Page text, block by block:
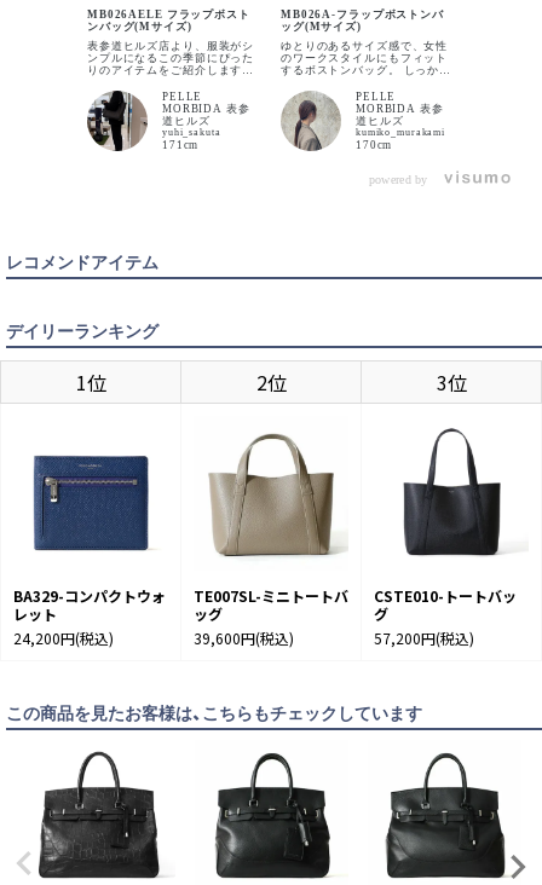
BLACK カートに入れる
MB026AELE フラップボスト
ンバッグ(Mサイズ)
表参道ヒルズ店より、服装がシ
ンプルになるこの季節にぴった
りのアイテムをご紹介します。
になりやすい時期に、カバンに
フォーカスしてスタイリングを
活かすのは如何でしょうか？ そ
の際に活躍出来るのがこちらの
クロコダイル調の型押しを施し
たアイテムです。 こちらのフラ
PELLE
MORBIDA 表参
道ヒルズ
yuhi_sakuta
171cm
MB026A-フラップボストンバ
ッグ(Mサイズ)
ゆとりのあるサイズ感で、女性
のワークスタイルにもフィット
するボストンバッグ。 しっかり
もおすすめです。 フラップは閉
めてきちんと、インしてラフに
も使えるのが魅力。 シーンに合
わせて表情を変えられるのもポ
イントです。
PELLE
MORBIDA 表参
道ヒルズ
kumiko_murakami
170cm
方も使える
powered by
レコメンドアイテム
デイリーランキング
1位 2位 3位
BA329-コンパクトウォ
レット
24,200円(税込)
TE007SL-ミニトートバ
ッグ
39,600円(税込)
CSTE010-トートバッ
グ
57,200円(税込)
この商品を見たお客様は、こちらもチェックしています